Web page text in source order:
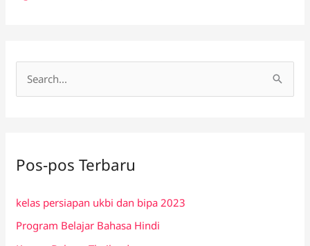
u
t
u
Pos-pos Terbaru
kelas persiapan ukbi dan bipa 2023
Program Belajar Bahasa Hindi